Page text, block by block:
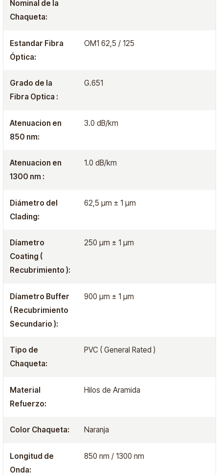
Nominal de la
Chaqueta:
Estandar Fibra
Óptica:
OM1 62,5 / 125
Grado de la
Fibra Optica :
G.651
Atenuacion en
850 nm:
3.0 dB/km
Atenuacion en
1300 nm :
1.0 dB/km
Diámetro del
Clading:
62,5 μm ± 1 μm
Díametro
Coating (
Recubrimiento ):
250 μm ± 1 μm
Díametro Buffer
( Recubrimiento
Secundario ):
900 μm ± 1 μm
Tipo de
Chaqueta:
PVC ( General Rated )
Material
Refuerzo:
Hilos de Aramida
Color Chaqueta: Naranja
Longitud de
Onda:
850 nm / 1300 nm